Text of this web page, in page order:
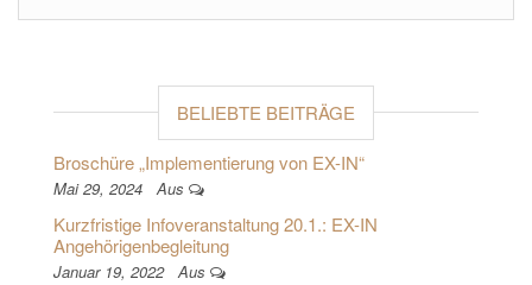
BELIEBTE BEITRÄGE
Broschüre „Implementierung von EX-IN“
Mai 29, 2024 Aus
Kurzfristige Infoveranstaltung 20.1.: EX-IN
Angehörigenbegleitung
Januar 19, 2022 Aus